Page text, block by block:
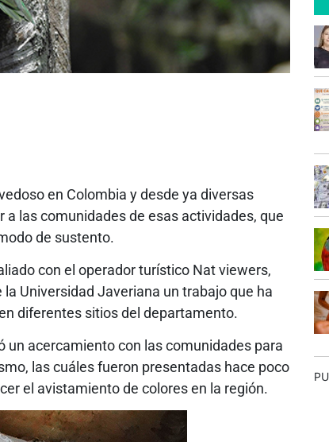
en Colombia y desde ya diversas
las comunidades de esas actividades, que
de sustento.
con el operador turístico Nat viewers,
Universidad Javeriana un trabajo que ha
diferentes sitios del departamento.
un acercamiento con las comunidades para
las cuáles fueron presentadas hace poco
el avistamiento de colores en la región.